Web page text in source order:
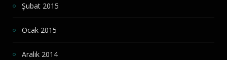
Şubat 2015
Ocak 2015
Aralık 2014